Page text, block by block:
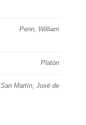
Penn, William
Platón
San Martín, José de